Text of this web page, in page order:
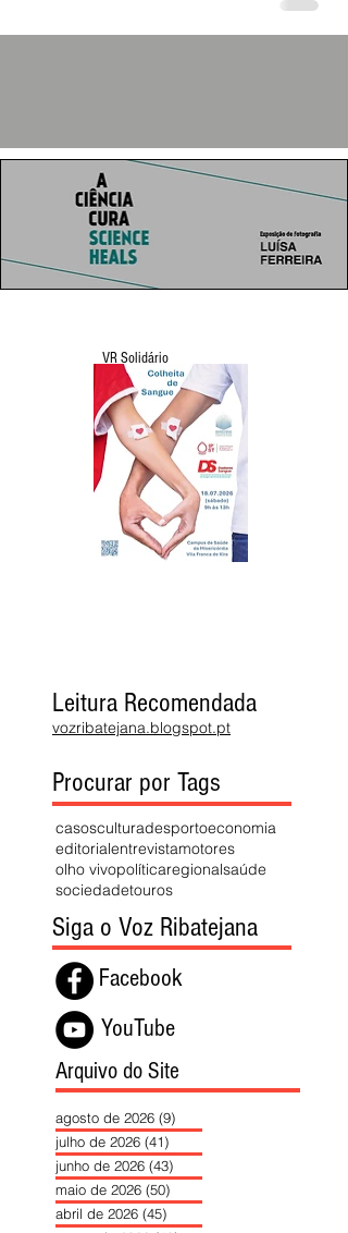
VR Solidário
Leitura Recomendada
vozribatejana.blogspot.pt
Procurar por Tags
casosculturadesportoeconomia
editorialentrevistamotores
olho vivopolíticaregionalsaúde
sociedadetouros
Siga o Voz Ribatejana
Facebook
YouTube
Arquivo do Site
agosto de 2026 (9)
julho de 2026 (41)
junho de 2026 (43)
maio de 2026 (50)
abril de 2026 (45)